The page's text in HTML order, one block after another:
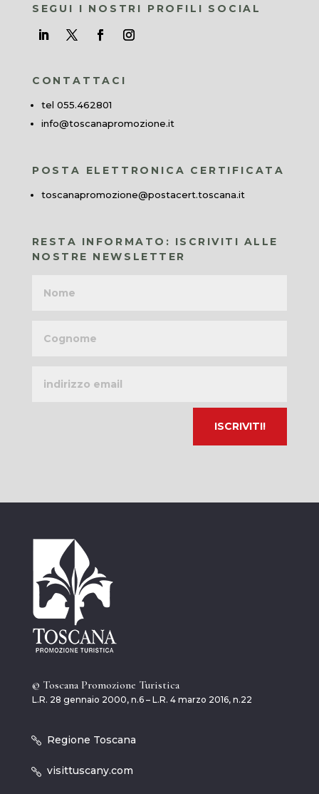
SEGUI I NOSTRI PROFILI SOCIAL
CONTATTACI
tel 055.462801
info@toscanapromozione.it
POSTA ELETTRONICA CERTIFICATA
toscanapromozione@postacert.toscana.it
RESTA INFORMATO: ISCRIVITI ALLE
NOSTRE NEWSLETTER
email
© Toscana Promozione Turistica
L.R. 28 gennaio 2000, n.6 – L.R. 4 marzo 2016, n.22
Regione Toscana
visittuscany.com